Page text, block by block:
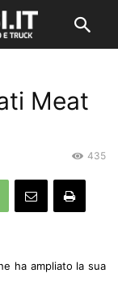
Meat
435
ha ampliato la sua